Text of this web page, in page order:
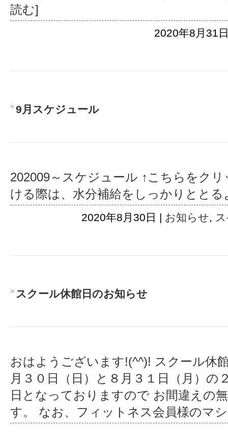
読む]
2020年8月31
9月スケジュール
202009～スケジュール ↑こちらをク
ける際は、水分補給をしっかりとと
2020年8月30日 | お知らせ,
スクール休館日のお知らせ
おはようございます!(^^)! スクール休
月３０日（日）と８月３１日（月）の
日となっておりますので お間違えの
す。 なお、フィットネス会員様のマ